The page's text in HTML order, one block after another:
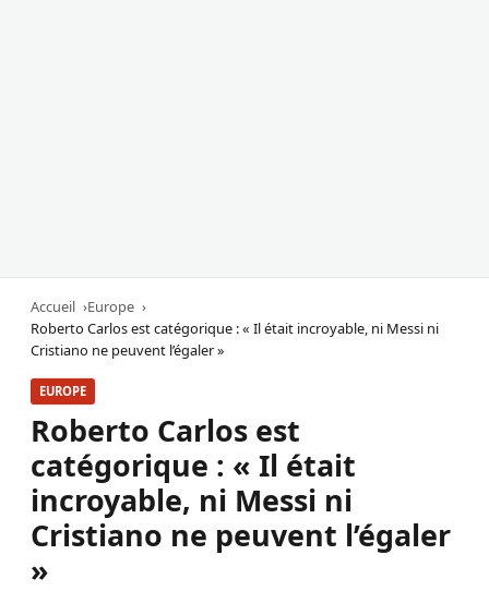
Accueil
Europe
Roberto Carlos est catégorique : « Il était incroyable, ni Messi ni
Cristiano ne peuvent l’égaler »
EUROPE
Roberto Carlos est
catégorique : « Il était
incroyable, ni Messi ni
Cristiano ne peuvent l’égaler
»